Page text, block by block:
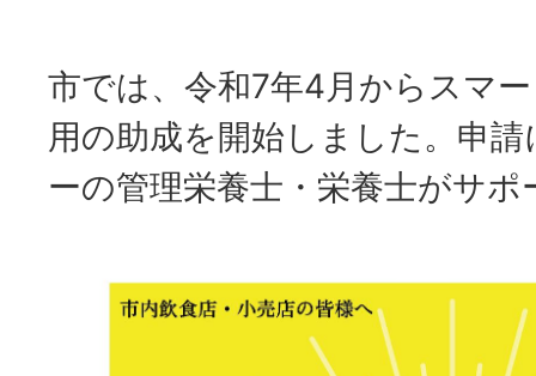
市では、令和7年4月からスマ
用の助成を開始しました。申
ーの管理栄養士・栄養士がサ